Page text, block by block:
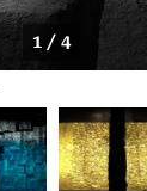
1 / 4